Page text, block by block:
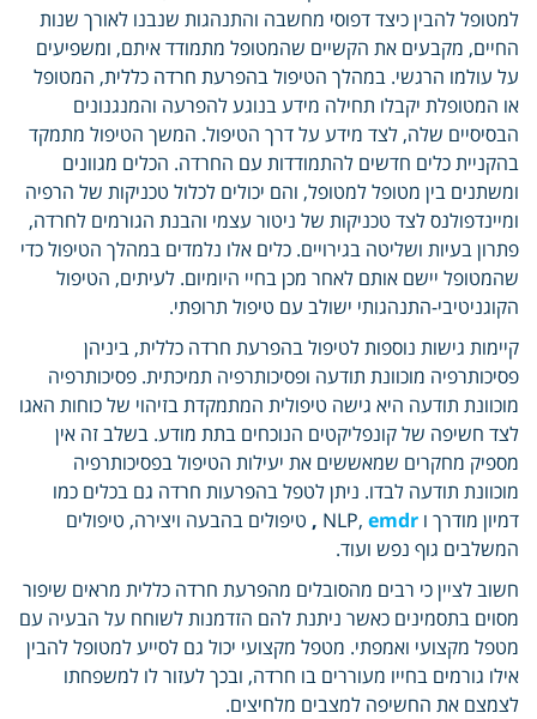
למטופל להבין כיצד דפוסי מחשבה והתנהגות שנבנו לאורך שנות
החיים, מקבעים את הקשיים שהמטופל מתמודד איתם, ומשפיעים
על עולמו הרגשי. במהלך הטיפול בהפרעת חרדה כללית, המטופל
או המטופלת יקבלו תחילה מידע בנוגע להפרעה והמנגנונים
הבסיסיים שלה, לצד מידע על דרך הטיפול. המשך הטיפול מתמקד
בהקניית כלים חדשים להתמודדות עם החרדה. הכלים מגוונים
ומשתנים בין מטופל למטופל, והם יכולים לכלול טכניקות של הרפיה
ומיינדפולנס לצד טכניקות של ניטור עצמי והבנת הגורמים לחרדה,
פתרון בעיות ושליטה בגירויים. כלים אלו נלמדים במהלך הטיפול כדי
שהמטופל יישם אותם לאחר מכן בחיי היומיום. לעיתים, הטיפול
הקוגניטיבי-התנהגותי ישולב עם טיפול תרופתי.
קיימות גישות נוספות לטיפול בהפרעת חרדה כללית, ביניהן
פסיכותרפיה מוכוונת תודעה ופסיכותרפיה תמיכתית. פסיכותרפיה
מוכוונת תודעה היא גישה טיפולית המתמקדת בזיהוי של כוחות האגו
לצד חשיפה של קונפליקטים הנוכחים בתת מודע. בשלב זה אין
מספיק מחקרים שמאששים את יעילות הטיפול בפסיכותרפיה
מוכוונת תודעה לבדו. ניתן לטפל בהפרעות חרדה גם בכלים כמו
דמיון מודרך ו NLP, emdr
, טיפולים בהבעה ויצירה, טיפולים
המשלבים גוף נפש ועוד.
חשוב לציין כי רבים מהסובלים מהפרעת חרדה כללית מראים שיפור
מסוים בתסמינים כאשר ניתנת להם הזדמנות לשוחח על הבעיה עם
מטפל מקצועי ואמפתי. מטפל מקצועי יכול גם לסייע למטופל להבין
אילו גורמים בחייו מעוררים בו חרדה, ובכך לעזור לו למשפחתו
לצמצם את החשיפה למצבים מלחיצים.